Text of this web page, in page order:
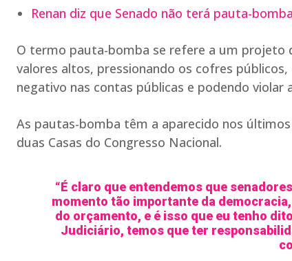
Renan diz que Senado não terá pauta-
O termo pauta-bomba se refere a um projeto
valores altos, pressionando os cofres
negativo nas contas públicas e podendo violar
As pautas-bomba têm a aparecido nos
duas Casas do Congresso Nacional.
“É claro que entendemos que
momento tão importante da
do orçamento, e é isso que eu tenho
Judiciário, temos que ter